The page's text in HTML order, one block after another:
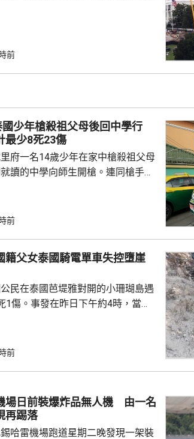
統特朗普在未經國會批准下，興建
前
國少年槍殺祖父母後回中學行
少8死23傷
府一名14歲少年在家中槍殺祖父母
讀的中學向師生開槍。連同槍手在
，槍手早上先在家中，用祖父的9
課室外的走廊行過，亦有人拍到他為
。校方事後疏散學生，警方圍封校
34發子彈和2個備...
前
籍父女泰國騎電單車失控墮崖
民在泰國芭堤雅對開的小珊瑚島遇
1傷。事發在昨日下午約4時，當地
死亡，年約30歲的女兒受傷送院救
辦案警局及醫院，要求積極救治傷
存死者遺體。使館已聯繫死者在國
，將為家屬在泰國善後提...
前
場日前裝爆炸品無人機 由一名
再踢落
哈雷機場跑道星期二晚發現一架裝